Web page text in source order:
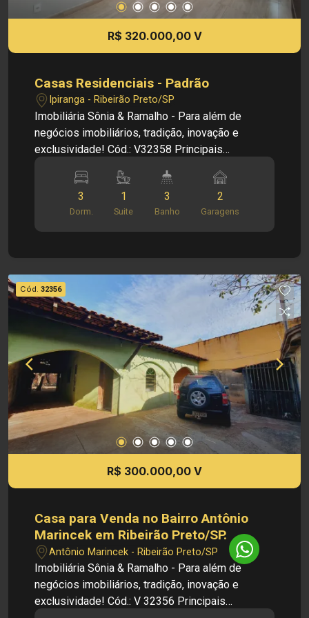
R$ 320.000,00 V
Casas Residenciais - Padrão
Ipiranga - Ribeirão Preto/SP
Imobiliária Sônia & Ramalho - Para além de
negócios imobiliários, tradição, inovação e
exclusividade! Cód.: V32358 Principais
2 dormitórios - Cozinha - Área de serviço - 2
vagas de garagem Informações bônus: - Edícula
com 1 cômodo e banheiro Dimensões: - 178,20
m² área terreno - 105,05 m² área construída
informação referente a valores, dados e
disponibilidade de seus imóveis, sem aviso
prévio.
3
Dorm.
1
Suite
3
Banho
2
Garagens
Cód. 32356
R$ 300.000,00 V
Casa para Venda no Bairro Antônio
Marincek em Ribeirão Preto/SP.
Antônio Marincek - Ribeirão Preto/SP
Imobiliária Sônia & Ramalho - Para além de
negócios imobiliários, tradição, inovação e
exclusividade! Cód.: V 32356 Principais